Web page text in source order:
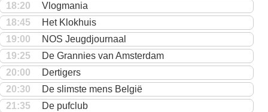
18:20
Vlogmania
18:45
Het Klokhuis
19:00
NOS Jeugdjournaal
19:25
De Grannies van Amsterdam
20:00
Dertigers
20:30
De slimste mens België
21:35
De pufclub